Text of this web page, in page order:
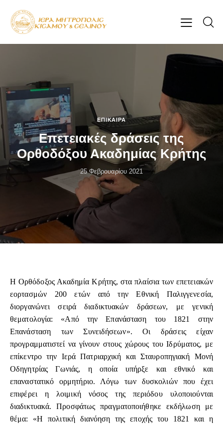
ΕΠΊΚΑΙΡΑ
Επετειακές δράσεις της
Ορθοδόξου Ακαδημίας Κρήτης
25 Φεβρουαρίου 2021
Η Ορθόδοξος Ακαδημία Κρήτης, στα πλαίσια των επετειακών
εορτασμών 200 ετών από την Εθνική Παλιγγενεσία,
διοργανώνει σειρά διαδικτυακών δράσεων, με γενική
θεματολογία: «Από την Επανάσταση του 1821 στην
Επανάσταση των Συνειδήσεων». Οι δράσεις είχαν
προγραμματιστεί να γίνουν στους χώρους του Ιδρύματος, με
επίκεντρο την Ιερά Πατριαρχική και Σταυροπηγιακή Μονή
Οδηγητρίας Γωνιάς, η οποία υπήρξε και εθνικό και
επαναστατικό ορμητήριο. Λόγω των δυσκολιών που έχει
επιφέρει η λοιμική νόσος της περιόδου υλοποιούνται
διαδικτυακά. Προσφάτως πραγματοποιήθηκε εκδήλωση με
θέμα: «Η πολιτική διανόηση της εποχής του 1821 και η